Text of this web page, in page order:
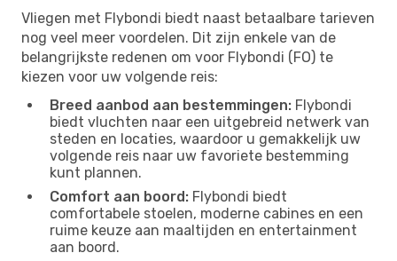
Vliegen met Flybondi biedt naast betaalbare tarieven
nog veel meer voordelen. Dit zijn enkele van de
belangrijkste redenen om voor Flybondi (FO) te
kiezen voor uw volgende reis:
Breed aanbod aan bestemmingen: Flybondi
biedt vluchten naar een uitgebreid netwerk van
steden en locaties, waardoor u gemakkelijk uw
volgende reis naar uw favoriete bestemming
kunt plannen.
Comfort aan boord: Flybondi biedt
comfortabele stoelen, moderne cabines en een
ruime keuze aan maaltijden en entertainment
aan boord.